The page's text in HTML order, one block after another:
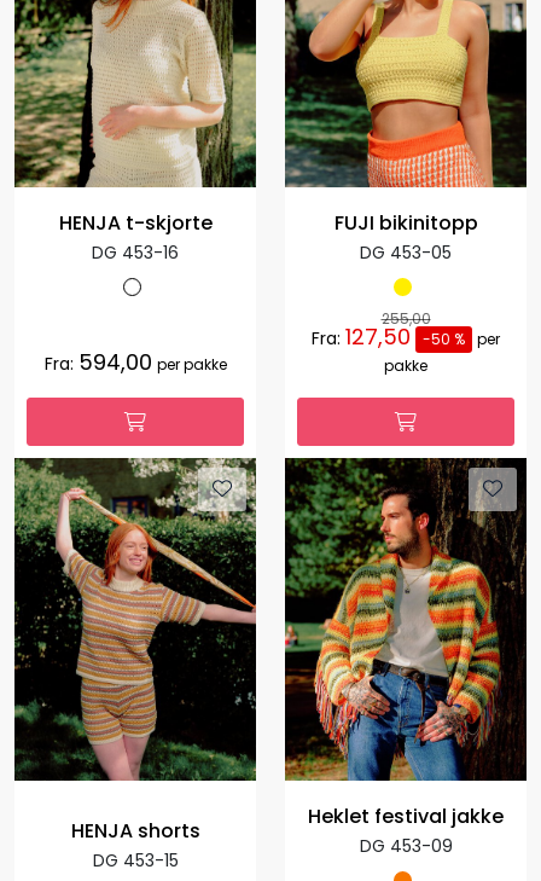
HENJA t-skjorte
DG 453-16
Fra: 594,00 per pakke
FUJI bikinitopp
DG 453-05
255,00
Fra: 127,50 -50 % per
pakke
HENJA shorts
DG 453-15
Heklet festival jakke
DG 453-09